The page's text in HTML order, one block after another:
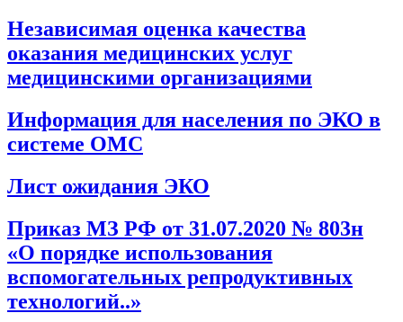
Независимая оценка качества
оказания медицинских услуг
медицинскими организациями
Информация для населения по ЭКО в
системе ОМС
Лист ожидания ЭКО
Приказ МЗ РФ от 31.07.2020 № 803н
«О порядке использования
вспомогательных репродуктивных
технологий..»